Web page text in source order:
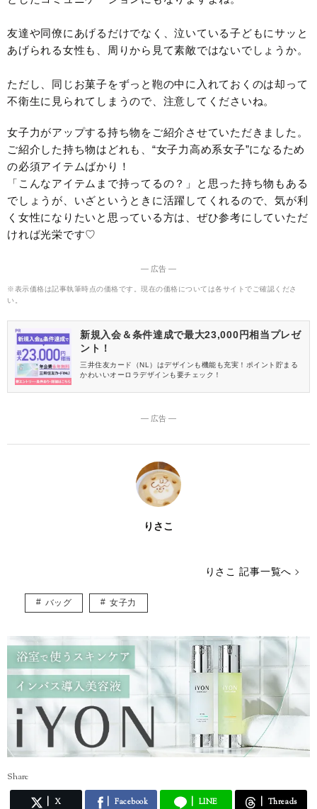
友達や同僚にあげるだけでなく、泣いている子どもにサッと
あげられる女性も、周りから見て素敵ではないでしょうか。
ただし、同じお菓子をずっと鞄の中に入れておくのは却って
不衛生に見られてしまうので、注意してくださいね。
女子力がアップする持ち物をご紹介させていただきました。
ご紹介した持ち物はどれも、“女子力高め系女子”になるため
の必須アイテムばかり！
「こんなアイテムまで持ってるの？」と思った持ち物もある
でしょうが、いざというときに活躍してくれるので、気が利
く女性になりたいと思っている方は、ぜひ参考にしていただ
ければ光栄です♡
― 広告 ―
※表示価格は記事執筆時点の価格です。現在の価格については各サイトでご確認くださ
い。
新規入会＆条件達成で最大23,000円相当プレゼ
ント！
三井住友カード（NL）はデザインも機能も充実！ポイント貯まる
かわいいオーロラデザインも要チェック！
― 広告 ―
りさこ
りさこ 記事一覧へ
バッグ 女子力
Share
X Facebook LINE Threads